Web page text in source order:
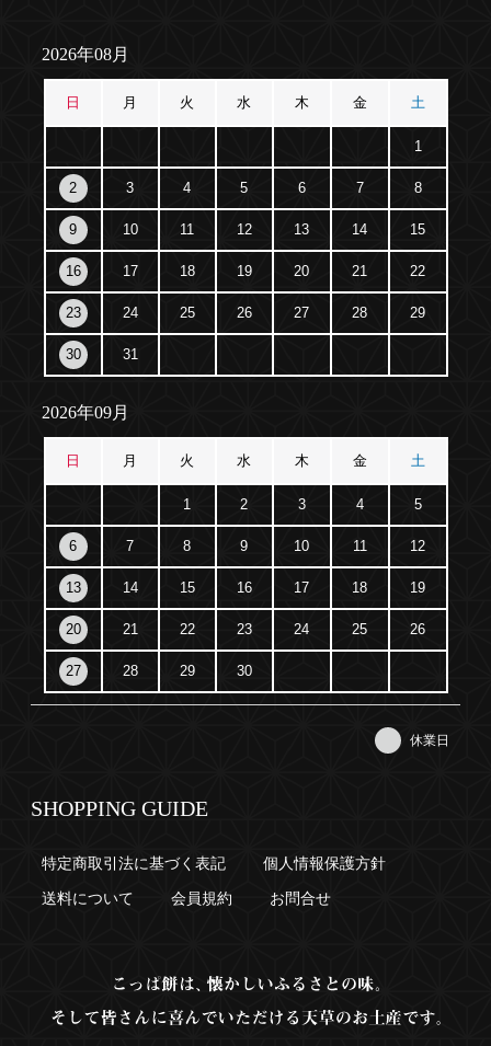
2026年08月
日 月 火 水 木 金 土
1
2 3 4 5 6 7 8
9 10 11 12 13 14 15
16 17 18 19 20 21 22
23 24 25 26 27 28 29
30 31
2026年09月
日 月 火 水 木 金 土
1 2 3 4 5
6 7 8 9 10 11 12
13 14 15 16 17 18 19
20 21 22 23 24 25 26
27 28 29 30
休業日
SHOPPING GUIDE
特定商取引法に基づく表記
個人情報保護方針
送料について
会員規約 お問合せ